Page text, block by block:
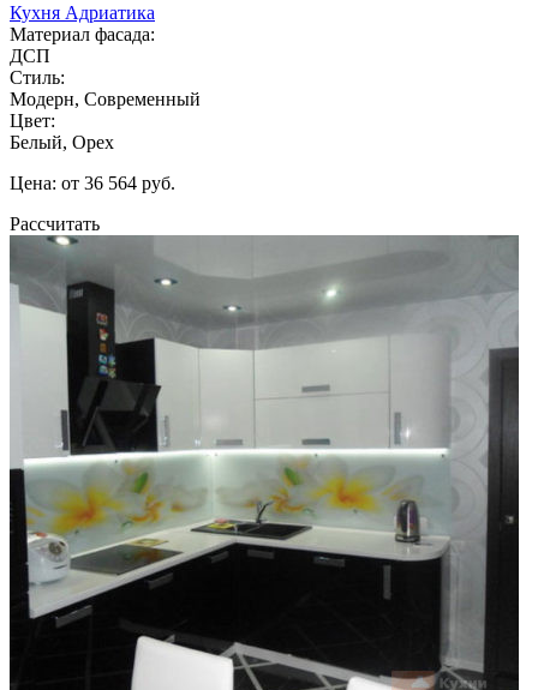
Кухня Адриатика
Материал фасада:
ДСП
Стиль:
Модерн, Современный
Цвет:
Белый, Орех
Цена: от 36 564 руб.
Рассчитать